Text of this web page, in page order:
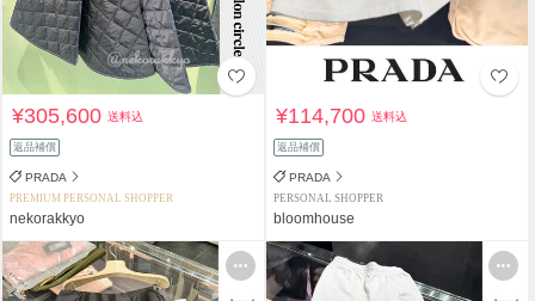
¥305,600送料込
返品補償
PRADA
PREMIUM PERSONAL SHOPPER
nekorakkyo
¥114,700送料込
返品補償
PRADA
PERSONAL SHOPPER
bloomhouse